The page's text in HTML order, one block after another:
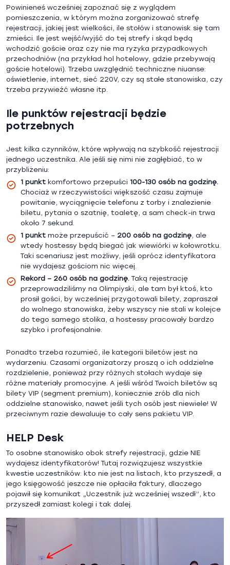
Powinieneś wcześniej zapoznać się z wyglądem
pomieszczenia, w którym można zorganizować strefę
rejestracji, jakiej jest wielkości, ile stołów i stanowisk się tam
zmieści. Ile jest wejść/wyjść do tej strefy i skąd będą
wchodzić goście oraz czy nie ma ryzyka przypadkowych
przechodniów (na przykład hol hotelowy, gdzie przebywają
goście hotelowi). Trzeba uwzględnić techniczne niuanse:
oświetlenie, internet, sieć 220V, czy są stałe stanowiska, czy
trzeba przywieźć własne itp.
Ile punktów rejestracji będzie
potrzebnych
Jest kilka czynników, które wpływają na szybkość rejestracji
jednego uczestnika. Ale jeśli się nimi nie zagłębiać, to w
przybliżeniu:
1 punkt komfortowo przepuści 100-130 osób na godzinę.
Chociaż w rzeczywistości większość czasu zajmuje
powitanie, wyciągnięcie telefonu z torby i znalezienie
biletu, pytania o szatnię, toaletę, a sam check-in trwa
około 7 sekund.
1 punkt może przepuścić – 200 osób na godzinę, ale
wtedy hostessy będą biegać jak wiewiórki w kołowrotku.
Taki scenariusz jest możliwy, jeśli oprócz identyfikatora
nie wydajesz gościom nic więcej.
Rekord – 260 osób na godzinę. Taką rejestrację
przeprowadziliśmy na Olimpiyski, ale tam był ktoś, kto
prosił gości, by wcześniej przygotowali bilety, zapraszał
do wolnego stanowiska, żeby wszyscy nie stali w kolejce
do tego samego stolika, a hostessy pracowały bardzo
szybko i profesjonalnie.
Ponadto trzeba rozumieć, ile kategorii biletów jest na
wydarzeniu. Czasami organizatorzy proszą o ich oddzielne
rozdzielenie, ponieważ przy różnych stołach wydaje się
różne materiały promocyjne. A jeśli wśród Twoich biletów są
bilety VIP (segment premium), koniecznie zrób dla nich
oddzielne stanowisko, nawet jeśli tych osób jest niewiele! W
przeciwnym razie dewaluuje to cały sens pakietu VIP.
HELP Desk
To osobne stanowisko obok strefy rejestracji, gdzie NIE
wydajesz identyfikatorów! Tutaj rozwiązujesz wszystkie
kwestie uczestników: kto nie jest na listach, kto przyszedł, a
jego księgowość jeszcze nie opłaciła faktury, dlaczego
pojawił się komunikat „Uczestnik już wcześniej wszedł”, kto
przyszedł zamiast kolegi i tak dalej.